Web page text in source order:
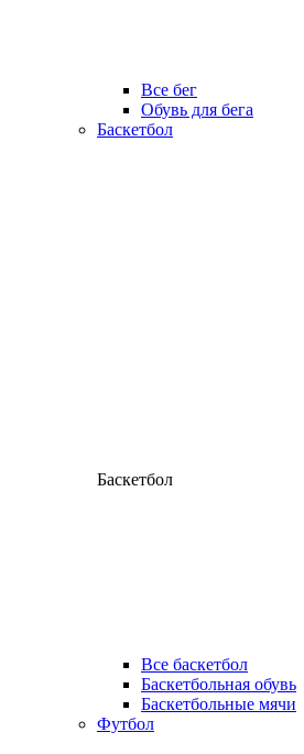
Все бег
Обувь для бега
Баскетбол
Баскетбол
Все баскетбол
Баскетбольная обувь
Баскетбольные мячи
Футбол